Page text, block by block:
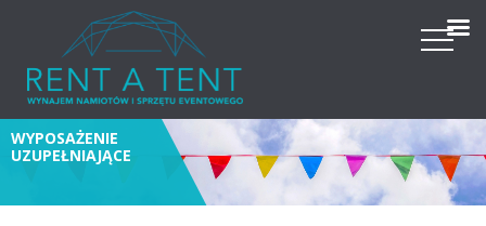
WYPOSAŻENIE
UZUPEŁNIAJĄCE